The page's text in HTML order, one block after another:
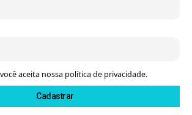
aceita nossa política de privacidade.